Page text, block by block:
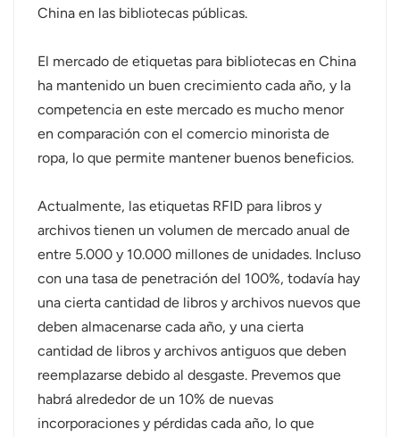
China en las bibliotecas públicas.
El mercado de etiquetas para bibliotecas en China
ha mantenido un buen crecimiento cada año, y la
competencia en este mercado es mucho menor
en comparación con el comercio minorista de
ropa, lo que permite mantener buenos beneficios.
Actualmente, las etiquetas RFID para libros y
archivos tienen un volumen de mercado anual de
entre 5.000 y 10.000 millones de unidades. Incluso
con una tasa de penetración del 100%, todavía hay
una cierta cantidad de libros y archivos nuevos que
deben almacenarse cada año, y una cierta
cantidad de libros y archivos antiguos que deben
reemplazarse debido al desgaste. Prevemos que
habrá alrededor de un 10% de nuevas
incorporaciones y pérdidas cada año, lo que